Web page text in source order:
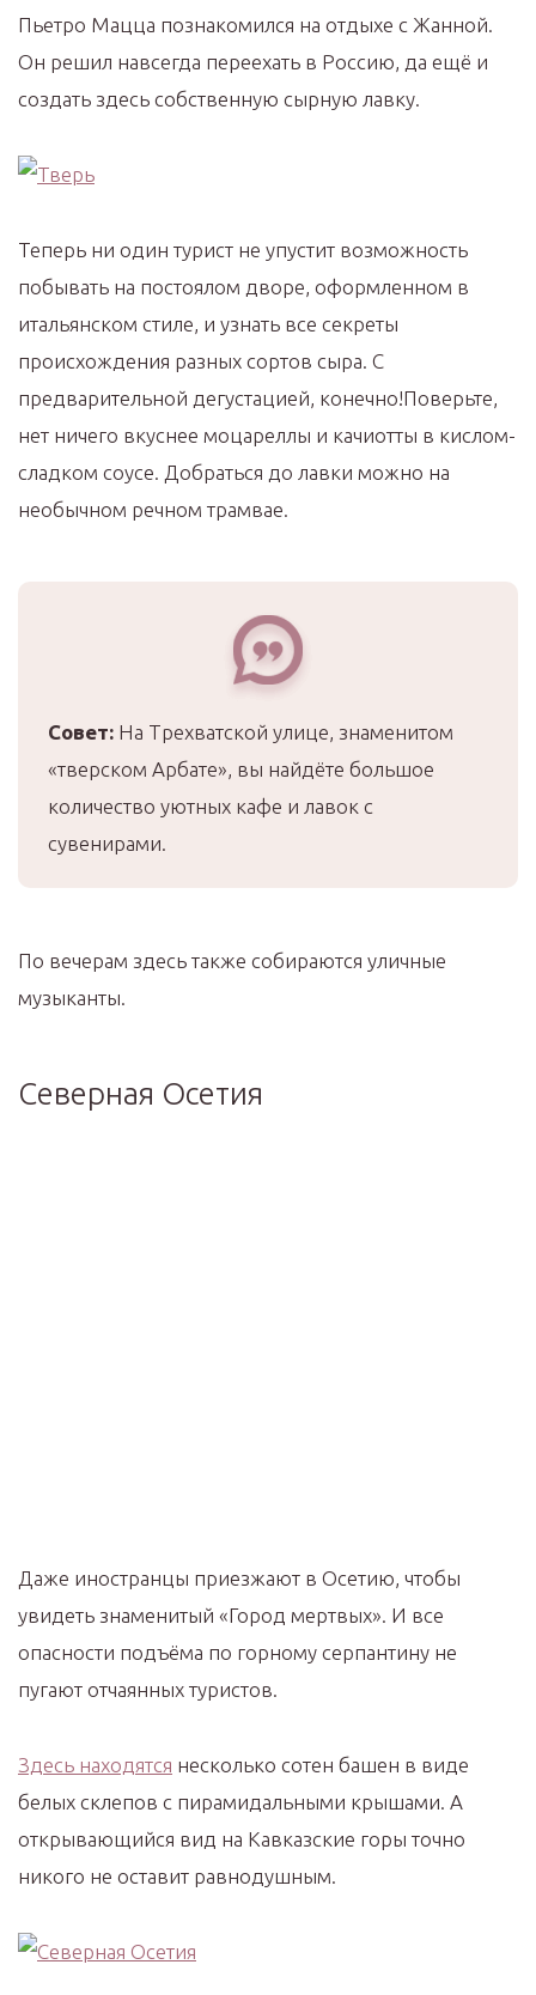
Пьетро Мацца познакомился на отдыхе с Жанной.
Он решил навсегда переехать в Россию, да ещё и
создать здесь собственную сырную лавку.
Теперь ни один турист не упустит возможность
побывать на постоялом дворе, оформленном в
итальянском стиле, и узнать все секреты
происхождения разных сортов сыра. С
предварительной дегустацией, конечно!Поверьте,
нет ничего вкуснее моцареллы и качиотты в кислом-
сладком соусе. Добраться до лавки можно на
необычном речном трамвае.
Совет: На Трехватской улице, знаменитом
«тверском Арбате», вы найдёте большое
количество уютных кафе и лавок с
сувенирами.
По вечерам здесь также собираются уличные
музыканты.
Северная Осетия
Даже иностранцы приезжают в Осетию, чтобы
увидеть знаменитый «Город мертвых». И все
опасности подъёма по горному серпантину не
пугают отчаянных туристов.
Здесь находятся несколько сотен башен в виде
белых склепов с пирамидальными крышами. А
открывающийся вид на Кавказские горы точно
никого не оставит равнодушным.